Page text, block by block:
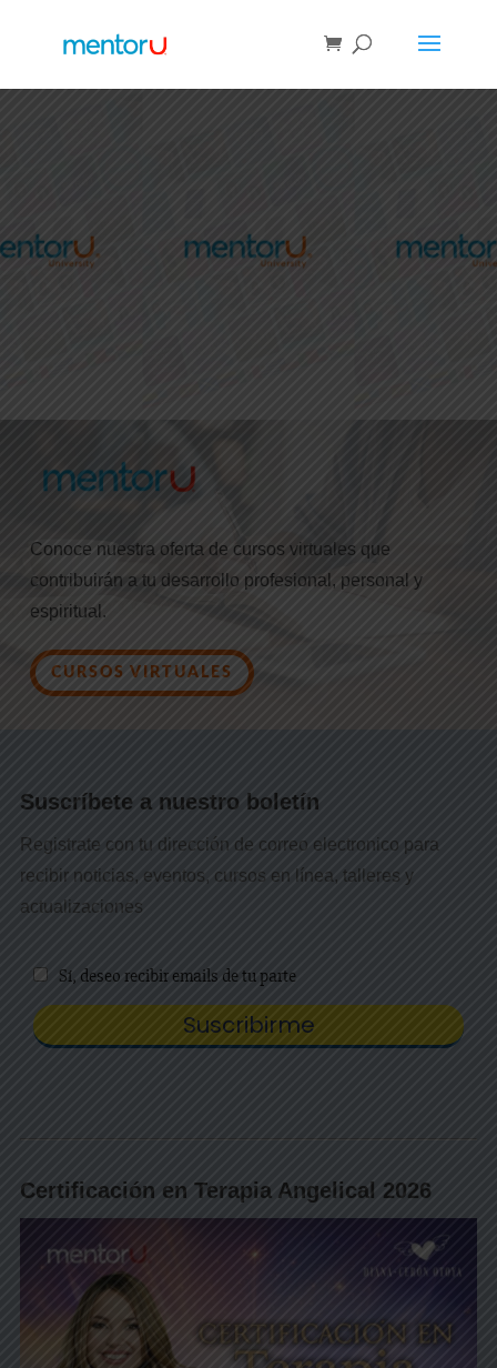
Conoce nuestra oferta de cursos virtuales que
contribuirán a tu desarrollo profesional, personal y
espiritual.
CURSOS VIRTUALES
Suscríbete a nuestro boletín
Registrate con tu dirección de correo electronico para
recibir noticias, eventos, cursos en línea, talleres y
actualizaciones
Certificación en Terapia Angelical 2026